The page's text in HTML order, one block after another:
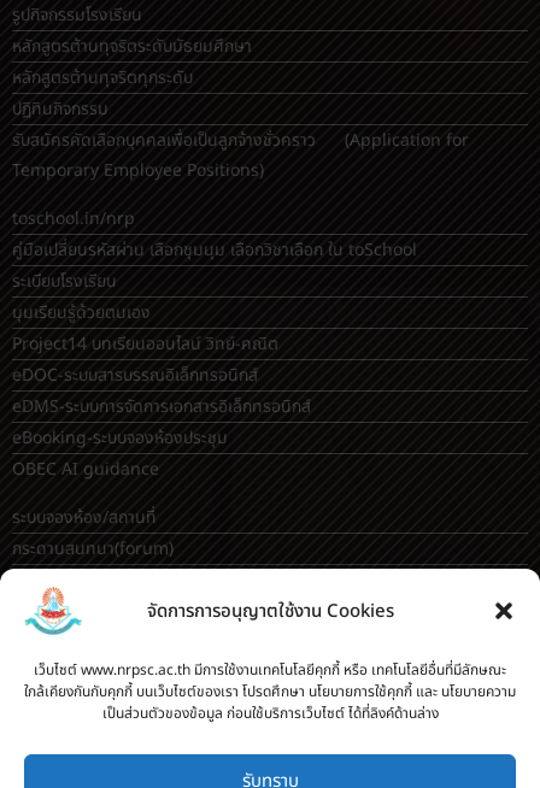
จัดการการอนุญาตใช้งาน Cookies
เว็บไซต์ www.nrpsc.ac.th มีการใช้งานเทคโนโลยีคุกกี้ หรือ เทคโนโลยีอื่นที่มีลักษณะ
ใกล้เคียงกันกับคุกกี้ บนเว็บไซต์ของเรา โปรดศึกษา นโยบายการใช้คุกกี้ และ นโยบายความ
เป็นส่วนตัวของข้อมูล ก่อนใช้บริการเว็บไซต์ ได้ที่ลิงค์ด้านล่าง
รับทราบ
รูปกิจกรรมโรงเรียน
หลักสูตรต้านทุจริตระดับมัธยมศึกษา
หลักสูตรต้านทุจริตทุกระดับ
ปฏิทินกิจกรรม
รับสมัครคัดเลือกบุคคลเพื่อเป็นลูกจ้างชั่วคราว (Application for
Temporary Employee Positions)
toschool.in/nrp
คู่มือเปลี่ยนรหัสผ่าน เลือกชุมนุม เลือกวิชาเลือก ใน toSchool
ระเบียบโรงเรียน
มุมเรียนรู้ด้วยตนเอง
Project14 บทเรียนออนไลน์ วิทย์-คณิต
eDOC-ระบบสารบรรณอิเล็กทรอนิกส์
eDMS-ระบบการจัดการเอกสารอิเล็กทรอนิกส์
eBooking-ระบบจองห้องประชุม
OBEC AI guidance
ระบบจองห้อง/สถานที่
กระดานสนทนา(forum)
ระบบส่งแผนการสอนออนไลน์
ระบบนิเทศการจัดการเรียนการสอน
บันทึกข้อมูลเกียรติบัตร/รายงานการอบรม
ทะเบียนคำสั่ง
สำหรับครู [
ลากิจส่วนตัว/ลาป่วย/ไปราชการ